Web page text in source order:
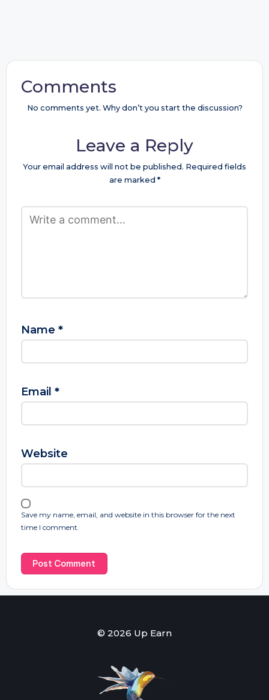
Comments
No comments yet. Why don’t you start the discussion?
Leave a Reply
Your email address will not be published. Required fields
are marked *
Name *
Email *
Website
Save my name, email, and website in this browser for the next
time I comment.
© 2026 Up Earn